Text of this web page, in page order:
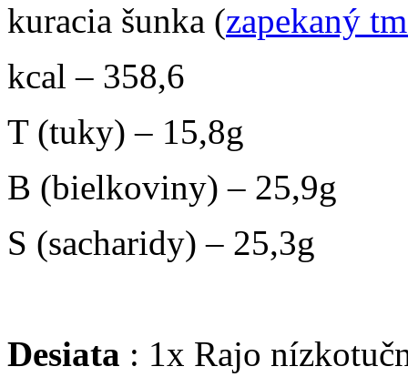
kuracia šunka (zapekaný
kcal – 358,6
T (tuky) – 15,8g
B (bielkoviny) – 25,9g
S (sacharidy) – 25,3g
Desiata : 1x Rajo